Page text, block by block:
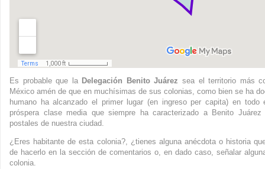
Es probable que la Delegación Benito Juárez sea el territorio más
México amén de que en muchísimas de sus colonias, como bien se ha
humano ha alcanzado el primer lugar (en ingreso per capita) en
próspera clase media que siempre ha caracterizado a Benito
postales de nuestra ciudad.
¿Eres habitante de esta colonia?, ¿tienes alguna anécdota o historia
de hacerlo en la sección de comentarios o, en dado caso, señalar
colonia.